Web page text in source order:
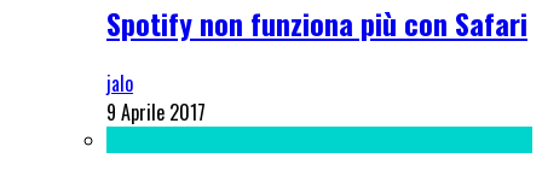
Spotify non funziona più con Safari
jalo
9 Aprile 2017